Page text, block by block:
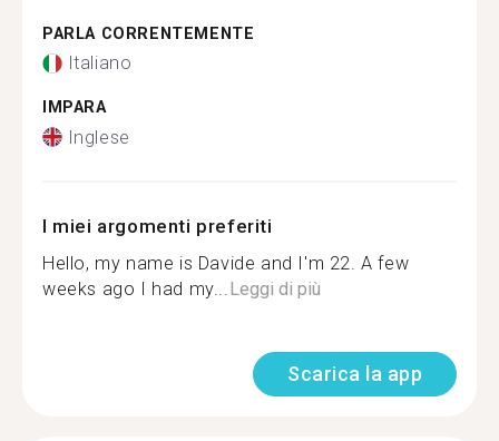
PARLA CORRENTEMENTE
Italiano
IMPARA
Inglese
I miei argomenti preferiti
Hello, my name is Davide and I'm 22. A few
weeks ago I had my... Leggi di più
Scarica la app